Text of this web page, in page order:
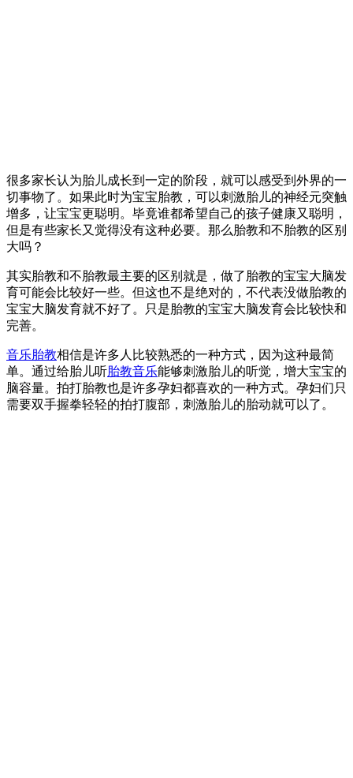
很多家长认为胎儿成长到一定的阶段，就可以感受到外界的一
切事物了。如果此时为宝宝胎教，可以刺激胎儿的神经元突触
增多，让宝宝更聪明。毕竟谁都希望自己的孩子健康又聪明，
但是有些家长又觉得没有这种必要。那么胎教和不胎教的区别
大吗？
其实胎教和不胎教最主要的区别就是，做了胎教的宝宝大脑发
育可能会比较好一些。但这也不是绝对的，不代表没做胎教的
宝宝大脑发育就不好了。只是胎教的宝宝大脑发育会比较快和
完善。
音乐胎教相信是许多人比较熟悉的一种方式，因为这种最简
单。通过给胎儿听胎教音乐能够刺激胎儿的听觉，增大宝宝的
脑容量。拍打胎教也是许多孕妇都喜欢的一种方式。孕妇们只
需要双手握拳轻轻的拍打腹部，刺激胎儿的胎动就可以了。